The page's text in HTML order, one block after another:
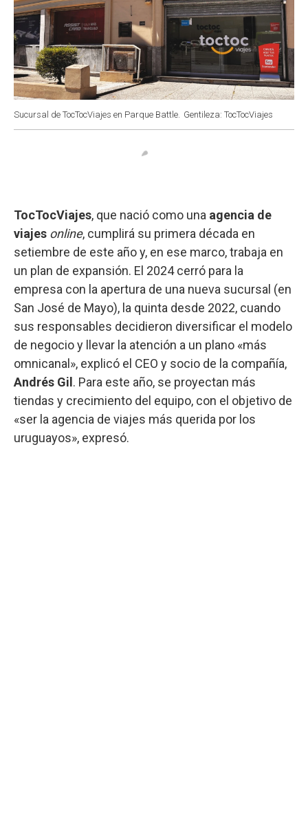
Sucursal de TocTocViajes en Parque Battle. Gentileza: TocTocViajes
TocTocViajes, que nació como una agencia de
viajes online, cumplirá su primera década en
setiembre de este año y, en ese marco, trabaja en
un plan de expansión. El 2024 cerró para la
empresa con la apertura de una nueva sucursal (en
San José de Mayo), la quinta desde 2022, cuando
sus responsables decidieron diversificar el modelo
de negocio y llevar la atención a un plano «más
omnicanal», explicó el CEO y socio de la compañía,
Andrés Gil . Para este año, se proyectan más
tiendas y crecimiento del equipo, con el objetivo de
«ser la agencia de viajes más querida por los
uruguayos», expresó.